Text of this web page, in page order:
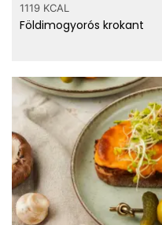
1119 KCAL
Földimogyorós krokant